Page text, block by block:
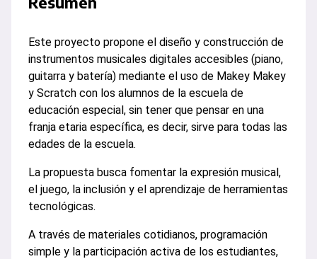
Este proyecto propone el diseño y construcción de
instrumentos musicales digitales accesibles (piano,
guitarra y batería) mediante el uso de Makey Makey
y Scratch con los alumnos de la escuela de
educación especial, sin tener que pensar en una
franja etaria específica, es decir, sirve para todas las
edades de la escuela.
La propuesta busca fomentar la expresión musical,
el juego, la inclusión y el aprendizaje de herramientas
tecnológicas.
A través de materiales cotidianos, programación
simple y la participación activa de los estudiantes,